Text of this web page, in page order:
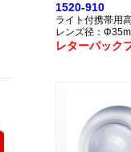
1520-910
ライト付携帯用
レンズ径：
レターパック